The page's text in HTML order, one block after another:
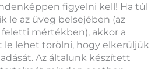
figyelni kell! Ha túl
le az üveg belsejében (az
mértékben), akkor a
le lehet törölni, hogy elkerüljük
Az általunk készített